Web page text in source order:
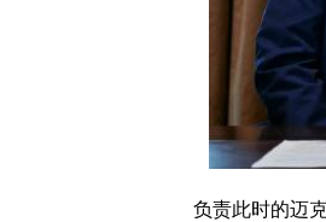
负责此时的迈